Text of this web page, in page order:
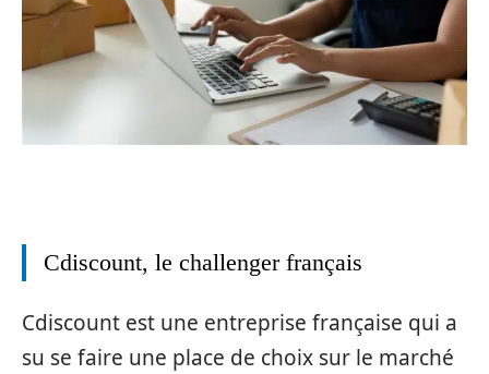
Cdiscount, le challenger français
Cdiscount est une entreprise française qui a
su se faire une place de choix sur le marché